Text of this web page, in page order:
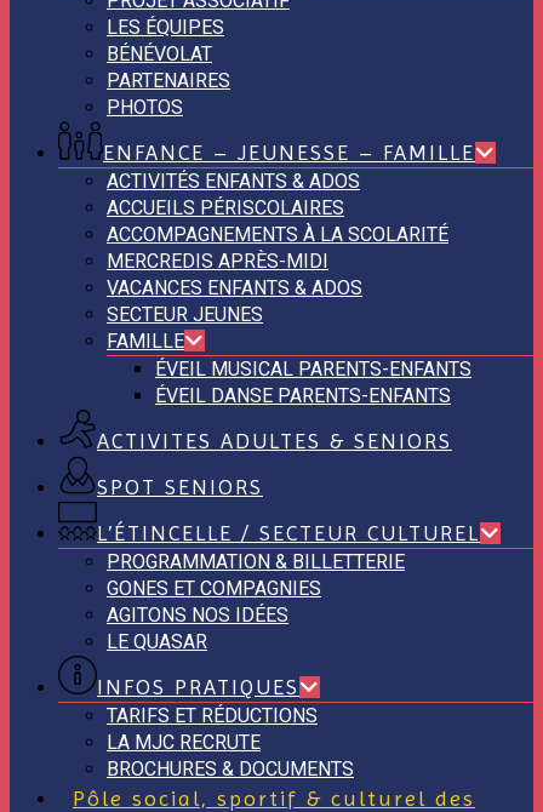
LES ÉQUIPES
BÉNÉVOLAT
PARTENAIRES
PHOTOS
ENFANCE – JEUNESSE – FAMILLE
ACTIVITÉS ENFANTS & ADOS
ACCUEILS PÉRISCOLAIRES
ACCOMPAGNEMENTS À LA SCOLARITÉ
MERCREDIS APRÈS-MIDI
VACANCES ENFANTS & ADOS
SECTEUR JEUNES
FAMILLE
ÉVEIL MUSICAL PARENTS-ENFANTS
ÉVEIL DANSE PARENTS-ENFANTS
ACTIVITES ADULTES & SENIORS
SPOT SENIORS
L’ÉTINCELLE / SECTEUR CULTUREL
PROGRAMMATION & BILLETTERIE
GONES ET COMPAGNIES
AGITONS NOS IDÉES
LE QUASAR
INFOS PRATIQUES
TARIFS ET RÉDUCTIONS
LA MJC RECRUTE
BROCHURES & DOCUMENTS
Pôle social, sportif & culturel des